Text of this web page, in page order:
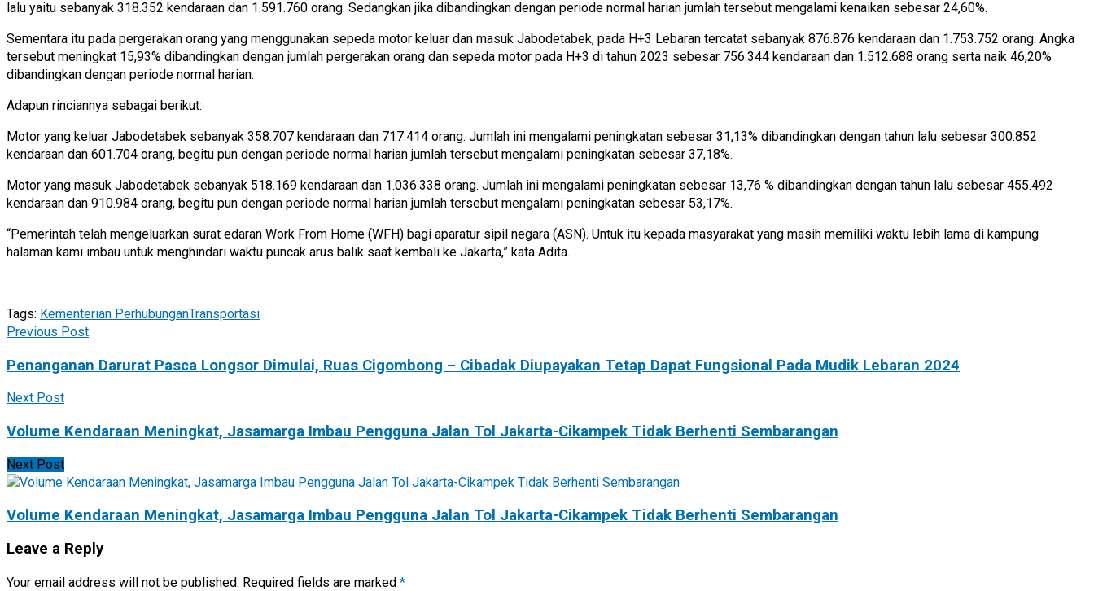
lalu yaitu sebanyak 318.352 kendaraan dan 1.591.760 orang. Sedangkan jika dibandingkan dengan periode normal harian jumlah tersebut mengalami kenaikan sebesar 24,60%.
Sementara itu pada pergerakan orang yang menggunakan sepeda motor keluar dan masuk Jabodetabek, pada H+3 Lebaran tercatat sebanyak 876.876 kendaraan dan 1.753.752 orang. Angka
tersebut meningkat 15,93% dibandingkan dengan jumlah pergerakan orang dan sepeda motor pada H+3 di tahun 2023 sebesar 756.344 kendaraan dan 1.512.688 orang serta naik 46,20%
dibandingkan dengan periode normal harian.
Adapun rinciannya sebagai berikut:
Motor yang keluar Jabodetabek sebanyak 358.707 kendaraan dan 717.414 orang. Jumlah ini mengalami peningkatan sebesar 31,13% dibandingkan dengan tahun lalu sebesar 300.852
kendaraan dan 601.704 orang, begitu pun dengan periode normal harian jumlah tersebut mengalami peningkatan sebesar 37,18%.
Motor yang masuk Jabodetabek sebanyak 518.169 kendaraan dan 1.036.338 orang. Jumlah ini mengalami peningkatan sebesar 13,76 % dibandingkan dengan tahun lalu sebesar 455.492
kendaraan dan 910.984 orang, begitu pun dengan periode normal harian jumlah tersebut mengalami peningkatan sebesar 53,17%.
“Pemerintah telah mengeluarkan surat edaran Work From Home (WFH) bagi aparatur sipil negara (ASN). Untuk itu kepada masyarakat yang masih memiliki waktu lebih lama di kampung
halaman kami imbau untuk menghindari waktu puncak arus balik saat kembali ke Jakarta,” kata Adita.
Tags: Kementerian PerhubunganTransportasi
Previous Post
Penanganan Darurat Pasca Longsor Dimulai, Ruas Cigombong – Cibadak Diupayakan Tetap Dapat Fungsional Pada Mudik Lebaran 2024
Next Post
Volume Kendaraan Meningkat, Jasamarga Imbau Pengguna Jalan Tol Jakarta-Cikampek Tidak Berhenti Sembarangan
Next Post
Volume Kendaraan Meningkat, Jasamarga Imbau Pengguna Jalan Tol Jakarta-Cikampek Tidak Berhenti Sembarangan
Leave a Reply
Your email address will not be published. Required fields are marked *